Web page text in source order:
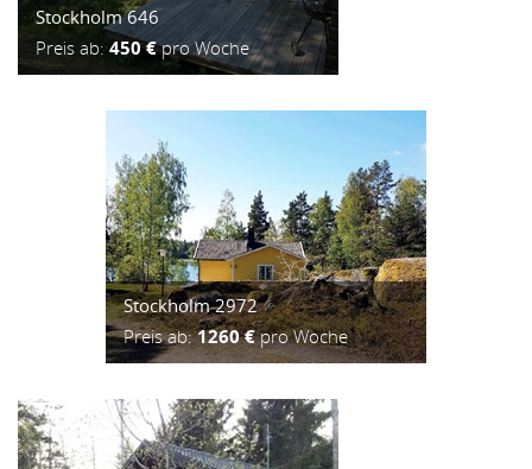
Stockholm 646
Preis ab: 450 €pro Woche
Stockholm 2972
Preis ab:1260 €pro Woche